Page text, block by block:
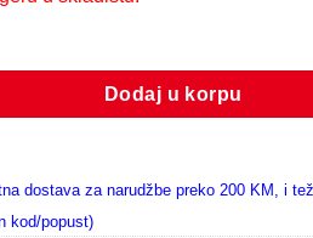
Dodaj u korpu
dostava za narudžbe preko 200 KM, i
kod/popust)